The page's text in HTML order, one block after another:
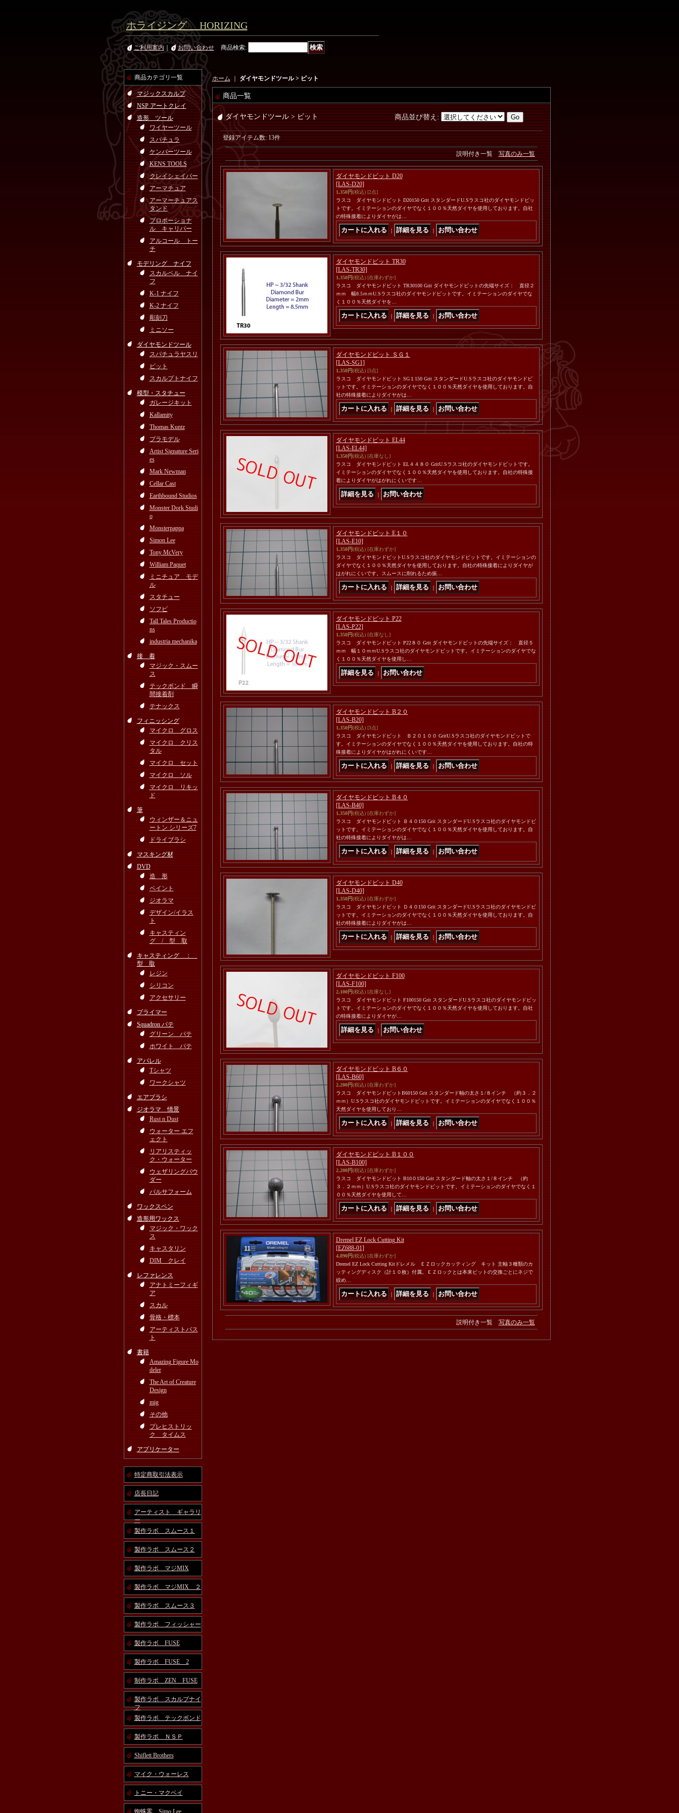
ホライジング HORIZING
ご利用案内 お問い合わせ 商品検索:
商品カテゴリ一覧
マジックスカルプ
NSP アートクレイ
造形 ツール
ワイヤーツール
スパチュラ
ケンパーツール
KENS TOOLS
クレイシェイパー
アーマチュア
アーマーチュアス
タンド
プロポーショナ
ル キャリパー
アルコール トー
チ
モデリング ナイフ
スカルペル ナイ
フ
K-1 ナイフ
K-2 ナイフ
彫刻刀
ミニソー
ダイヤモンドツール
スパチュラヤスリ
ビット
スカルプトナイフ
模型・スタチュー
ガレージキット
Kallamity
Thomas Kuntz
プラモデル
Artist Signature Seri
es
Mark Newman
Cellar Cast
Earthbound Studios
Monster Dork Studi
o
Monsterpappa
Simon Lee
Tony McVery
William Paquet
ミニチュア モデ
ル
スタチュー
ソフビ
Tall Tales Productio
ns
industria mechanika
接 着
マジック・スムー
ス
テックボンド 瞬
間接着剤
テナックス
フィニッシング
マイクロ グロス
マイクロ クリス
タル
マイクロ セット
マイクロ ソル
マイクロ リキッ
ド
筆
ウィンザー＆ニュ
ートン シリーズ7
ドライブラシ
マスキング材
DVD
造 形
ペイント
ジオラマ
デザイン/イラス
ト
キャスティン
グ / 型 取
キャスティング ：
型 取
レジン
シリコン
アクセサリー
プライマー
Squadron パテ
グリーン パテ
ホワイト パテ
アパレル
Tシャツ
ワークシャツ
エアブラシ
ジオラマ 情景
Rust n Dust
ウォーター エフ
ェクト
リアリスティッ
ク・ウォーター
ウェザリングパウ
ダー
バルサフォーム
ワックスペン
造形用ワックス
マジック・ワック
ス
キャスタリン
DIM クレイ
レファレンス
アナトミーフィギ
ア
スカル
骨格・標本
アーティストバス
ト
書籍
Amazing Figure Mo
deler
The Art of Creature
Design
mig
その他
プレヒストリッ
ク タイムス
アプリケーター
特定商取引法表示
店長日記
アーティスト ギャラリ
ー
製作ラボ スムース１
製作ラボ スムース２
製作ラボ マジMIX
製作ラボ マジMIX ２
製作ラボ スムース３
製作ラボ フィッシャー
製作ラボ FUSE
製作ラボ FUSE 2
制作ラボ ZEN FUSE
製作ラボ スカルプナイ
フ
製作ラボ テックボンド
製作ラボ ＮＳＰ
Shiflett Brothers
マイク・ウォーレス
トニー・マクベイ
蜘蛛零 Simo Lee
ホーム ダイヤモンドツール > ビット
商品一覧
ダイヤモンドツール > ビット 商品並び替え:
登録アイテム数:13件
説明付き一覧写真のみ一覧
ダイヤモンドビット D20
[LAS-D20]
1,350円(税込) [2点]
ラスコ ダイヤモンドビット D20150 Grit スタンダードU.Sラスコ社のダイヤモンドビッ
トです。イミテーションのダイヤでなく１００％天然ダイヤを使用しております。自社
の特殊接着によりダイヤがは…
｜ ｜
ダイヤモンドビット TR30
[LAS-TR30]
1,350円(税込) [在庫わずか]
ラスコ ダイヤモンドビット TR30100 Grit ダイヤモンドビットの先端サイズ： 直径２
ｍｍ 幅8.5ｍｍU.Sラスコ社のダイヤモンドビットです。イミテーションのダイヤでな
く１００％天然ダイヤを…
｜ ｜
ダイヤモンドビット ＳＧ１
[LAS-SG1]
1,350円(税込) [3点]
ラスコ ダイヤモンドビット SG１150 Grit スタンダードU.Sラスコ社のダイヤモンドビ
ットです。イミテーションのダイヤでなく１００％天然ダイヤを使用しております。自
社の特殊接着によりダイヤがは…
｜ ｜
ダイヤモンドビット EL44
[LAS-EL44]
1,350円(税込) [在庫なし]
ラスコ ダイヤモンドビット EL４４８０ GritU.Sラスコ社のダイヤモンドビットです。
イミテーションのダイヤでなく１００％天然ダイヤを使用しております。自社の特殊接
着によりダイヤがはがれにくいです…
｜
ダイヤモンドビット E１０
[LAS-E10]
1,350円(税込) [在庫わずか]
ラスコ ダイヤモンドビットU.Sラスコ社のダイヤモンドビットです。イミテーションの
ダイヤでなく１００％天然ダイヤを使用しております。自社の特殊接着によりダイヤが
はがれにくいです。スムースに削れるため振…
｜ ｜
ダイヤモンドビット P22
[LAS-P22]
1,350円(税込) [在庫なし]
ラスコ ダイヤモンドビット P22８０ Grit ダイヤモンドビットの先端サイズ： 直径５
ｍｍ 幅１０ｍｍU.Sラスコ社のダイヤモンドビットです。イミテーションのダイヤでな
く１００％天然ダイヤを使用し…
｜
ダイヤモンドビット B２０
[LAS-B20]
1,350円(税込) [3点]
ラスコ ダイヤモンドビット Ｂ２０１００ GritU.Sラスコ社のダイヤモンドビットで
す。イミテーションのダイヤでなく１００％天然ダイヤを使用しております。自社の特
殊接着によりダイヤがはがれにくいです…
｜ ｜
ダイヤモンドビット B４０
[LAS-B40]
1,350円(税込) [在庫わずか]
ラスコ ダイヤモンドビット Ｂ４０150 Grit スタンダードU.Sラスコ社のダイヤモンドビ
ットです。イミテーションのダイヤでなく１００％天然ダイヤを使用しております。自
社の特殊接着によりダイヤがは…
｜ ｜
ダイヤモンドビット D40
[LAS-D40]
1,350円(税込) [在庫わずか]
ラスコ ダイヤモンドビット Ｄ４０150 Grit スタンダードU.Sラスコ社のダイヤモンドビ
ットです。イミテーションのダイヤでなく１００％天然ダイヤを使用しております。自
社の特殊接着によりダイヤがは…
｜ ｜
ダイヤモンドビット F100
[LAS-F100]
2,100円(税込) [在庫なし]
ラスコ ダイヤモンドビット F100150 Grit スタンダードU.Sラスコ社のダイヤモンドビッ
トです。イミテーションのダイヤでなく１００％天然ダイヤを使用しております。自社
の特殊接着によりダイヤが…
｜
ダイヤモンドビット B６０
[LAS-B60]
2,200円(税込) [在庫わずか]
ラスコ ダイヤモンドビットB60150 Grit スタンダード軸の太さ１/８インチ （約３．２
ｍｍ）U.Sラスコ社のダイヤモンドビットです。イミテーションのダイヤでなく１００％
天然ダイヤを使用しており…
｜ ｜
ダイヤモンドビット B１００
[LAS-B100]
2,200円(税込) [在庫わずか]
ラスコ ダイヤモンドビット B10０150 Grit スタンダード軸の太さ１/８インチ （約
３．２ｍｍ）U.Sラスコ社のダイヤモンドビットです。イミテーションのダイヤでなく１
００％天然ダイヤを使用して…
｜ ｜
Dremel EZ Lock Cutting Kit
[EZ688-01]
4,890円(税込) [在庫わずか]
Dremel EZ Lock Cutting Kitドレメル ＥＺロックカッティング キット 主軸３種類のカ
ッティングディスク（計１０枚）付属。ＥＺロックとは本来ビットの交換ごとにネジで
絞め…
｜ ｜
説明付き一覧 写真のみ一覧